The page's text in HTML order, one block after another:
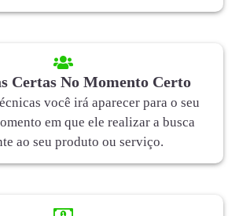
Certas No Momento Certo
você irá aparecer para o seu
em que ele realizar a busca
ao seu produto ou serviço.